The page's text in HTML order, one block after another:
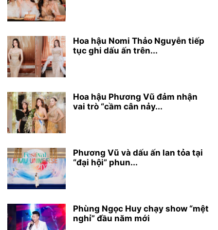
Hoa hậu Nomi Thảo Nguyễn tiếp
tục ghi dấu ấn trên...
Hoa hậu Phương Vũ đảm nhận
vai trò “cầm cân nảy...
Phương Vũ và dấu ấn lan tỏa tại
“đại hội” phun...
Phùng Ngọc Huy chạy show “mệt
nghỉ” đầu năm mới